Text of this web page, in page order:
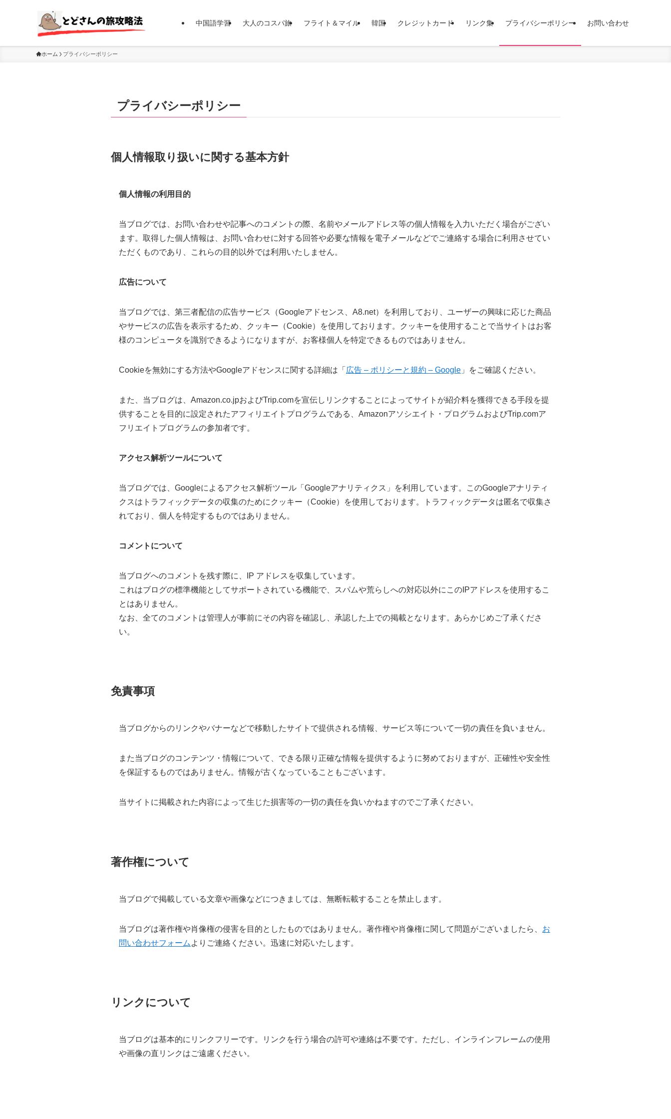
中国語学習 大人のコスパ旅 フライト＆マイル 韓国 クレジットカード リンク集 プライバシーポリシー お問い合わせ
ホーム プライバシーポリシー
プライバシーポリシー
個人情報取り扱いに関する基本方針
個人情報の利用目的
当ブログでは、お問い合わせや記事へのコメントの際、名前やメールアドレス等の個人情報を入力いただく場合がござい
ます。取得した個人情報は、お問い合わせに対する回答や必要な情報を電子メールなどでご連絡する場合に利用させてい
ただくものであり、これらの目的以外では利用いたしません。
広告について
当ブログでは、第三者配信の広告サービス（Googleアドセンス、A8.net）を利用しており、ユーザーの興味に応じた商品
やサービスの広告を表示するため、クッキー（Cookie）を使用しております。クッキーを使用することで当サイトはお客
様のコンピュータを識別できるようになりますが、お客様個人を特定できるものではありません。
Cookieを無効にする方法やGoogleアドセンスに関する詳細は「 広告 – ポリシーと規約 – Google 」をご確認ください。
また、当ブログは、Amazon.co.jpおよびTrip.comを宣伝しリンクすることによってサイトが紹介料を獲得できる手段を提
供することを目的に設定されたアフィリエイトプログラムである、Amazonアソシエイト・プログラムおよびTrip.comア
フリエイトプログラムの参加者です。
アクセス解析ツールについて
当ブログでは、Googleによるアクセス解析ツール「Googleアナリティクス」を利用しています。このGoogleアナリティ
クスはトラフィックデータの収集のためにクッキー（Cookie）を使用しております。トラフィックデータは匿名で収集さ
れており、個人を特定するものではありません。
コメントについて
当ブログへのコメントを残す際に、IP アドレスを収集しています。
これはブログの標準機能としてサポートされている機能で、スパムや荒らしへの対応以外にこのIPアドレスを使用するこ
とはありません。
なお、全てのコメントは管理人が事前にその内容を確認し、承認した上での掲載となります。あらかじめご了承くださ
い。
免責事項
当ブログからのリンクやバナーなどで移動したサイトで提供される情報、サービス等について一切の責任を負いません。
また当ブログのコンテンツ・情報について、できる限り正確な情報を提供するように努めておりますが、正確性や安全性
を保証するものではありません。情報が古くなっていることもございます。
当サイトに掲載された内容によって生じた損害等の一切の責任を負いかねますのでご了承ください。
著作権について
当ブログで掲載している文章や画像などにつきましては、無断転載することを禁止します。
当ブログは著作権や肖像権の侵害を目的としたものではありません。著作権や肖像権に関して問題がございましたら、 お
問い合わせフォーム よりご連絡ください。迅速に対応いたします。
リンクについて
当ブログは基本的にリンクフリーです。リンクを行う場合の許可や連絡は不要です。ただし、インラインフレームの使用
や画像の直リンクはご遠慮ください。